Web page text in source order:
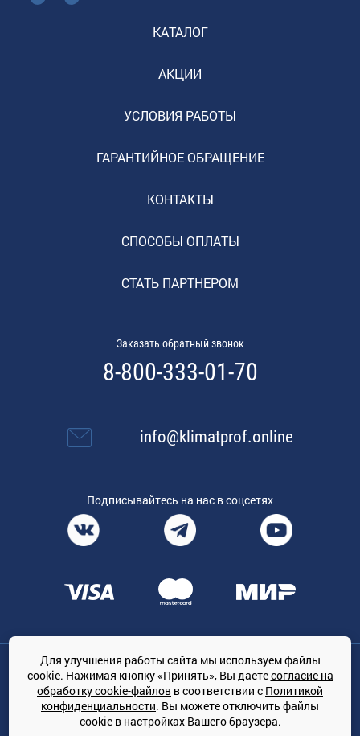
КАТАЛОГ
АКЦИИ
УСЛОВИЯ РАБОТЫ
ГАРАНТИЙНОЕ ОБРАЩЕНИЕ
КОНТАКТЫ
СПОСОБЫ ОПЛАТЫ
СТАТЬ ПАРТНЕРОМ
Заказать обратный звонок
8-800-333-01-70
info@klimatprof.online
Подписывайтесь на нас в соцсетях
Общество с ограниченной ответственностью «ТРЕЙДКОН», ОГРН:
1167847364079, 197022, г. Санкт-Петербург, проспект Медиков, 7
КЛИМАТПРОФ.ONLINE - оптовая продажа кондиционеров и
климатической техники на территории РФ
Для улучшения работы сайта мы используем файлы
cookie. Нажимая кнопку «Принять», Вы даетесогласие на
обработку cookie-файлов в соответствии с Политикой
конфиденциальности. Вы можете отключить файлы
cookie в настройках Вашего браузера.